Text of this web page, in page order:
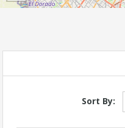
Sort By: